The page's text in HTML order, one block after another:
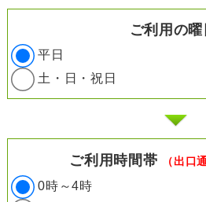
ご利用の曜
平日
土・日・祝日
ご利用時間帯 （出口
0時～4時